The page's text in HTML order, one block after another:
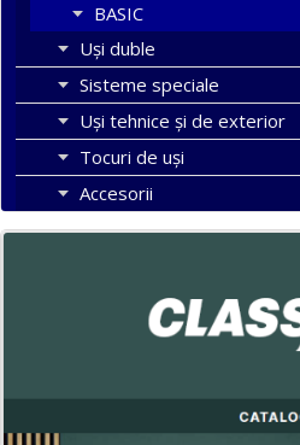
BASIC
Uşi duble
Sisteme speciale
Uși tehnice și de exterior
Tocuri de uși
Accesorii